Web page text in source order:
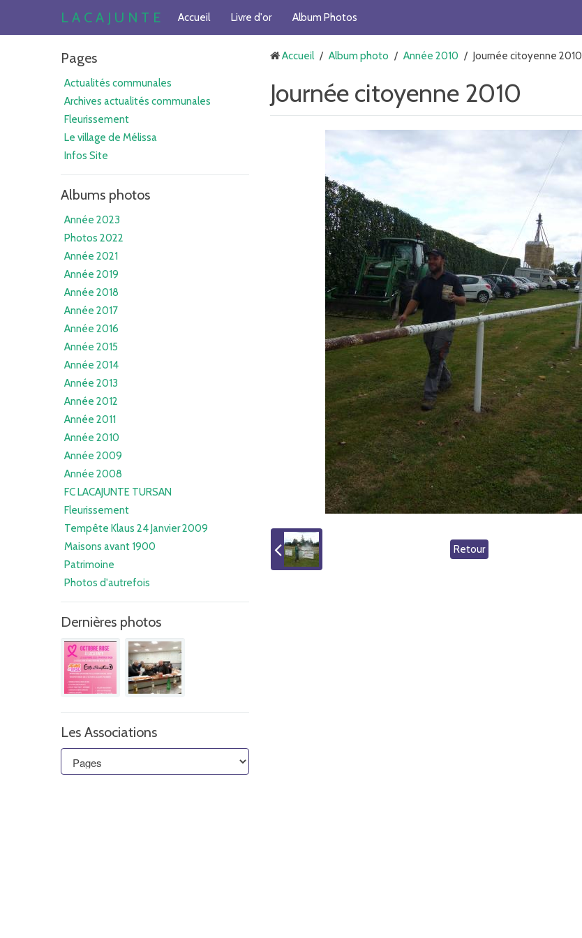
L A C A J U N T E Accueil Livre d'or Album Photos
Pages
Actualités communales
Archives actualités communales
Fleurissement
Le village de Mélissa
Infos Site
Albums photos
Année 2023
Photos 2022
Année 2021
Année 2019
Année 2018
Année 2017
Année 2016
Année 2015
Année 2014
Année 2013
Année 2012
Année 2011
Année 2010
Année 2009
Année 2008
FC LACAJUNTE TURSAN
Fleurissement
Tempête Klaus 24 Janvier 2009
Maisons avant 1900
Patrimoine
Photos d'autrefois
Dernières photos
Les Associations
Accueil / Album photo / Année 2010 / Journée citoyenne 2010
Journée citoyenne 2010
Retour